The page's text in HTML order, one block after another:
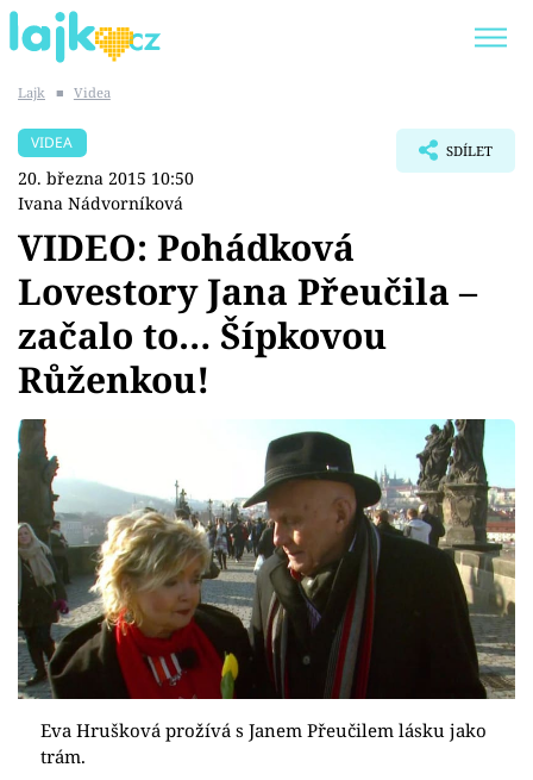
SHOPAHOLICADEL
Témata
Showbyznys
Youtubeři
Virály
Sex a vztahy
Videa
Sledujte prima+
Přihlášení
Lajk ■ Videa
VIDEA
20. března 2015 10:50
Ivana Nádvorníková
SDÍLET
VIDEO: Pohádková
Lovestory Jana Přeučila –
začalo to… Šípkovou
Růženkou!
Eva Hrušková prožívá s Janem Přeučilem lásku jako
trám.